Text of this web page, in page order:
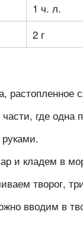
1 ч. л.
2 г
где
и кладем в
творог,
вводим в